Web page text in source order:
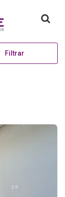
Filtrar